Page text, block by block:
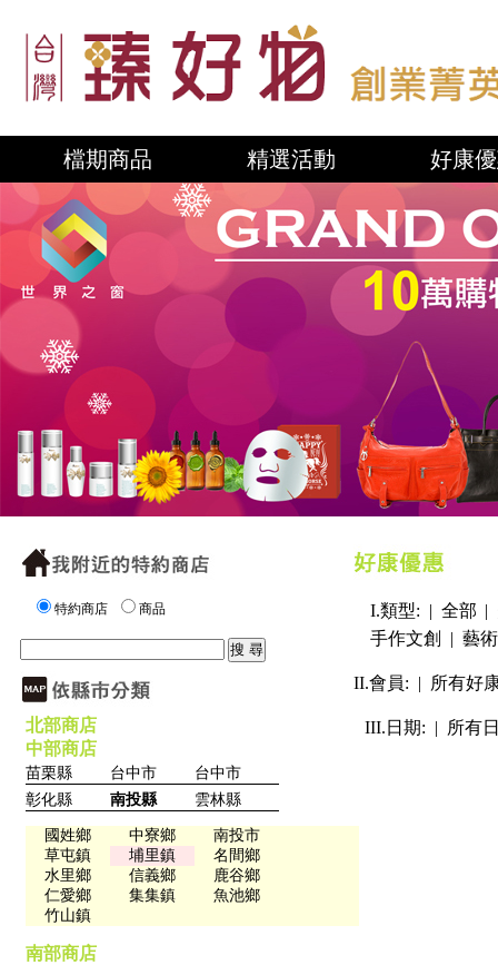
檔期商品 精選活動 好康
特約商店 商品
北部商店
中部商店
苗栗縣 台中市
台中市
彰化縣
南投縣 雲林縣
國姓鄉 中寮鄉
南投市
草屯鎮
埔里鎮
名間鄉
水里鄉
信義鄉
鹿谷鄉
仁愛鄉
集集鎮
魚池鄉
竹山鎮
南部商店
I.類型: | 全部 |
手作文創
| 藝
II.會員: | 所有好
III.日期: | 所有